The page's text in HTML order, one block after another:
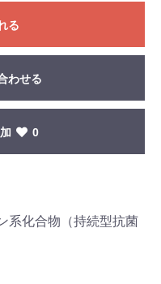
る
わせる
0
系化合物（持続型抗菌